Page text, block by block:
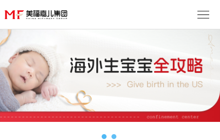
子
优
势
服
务
流
月
子
成